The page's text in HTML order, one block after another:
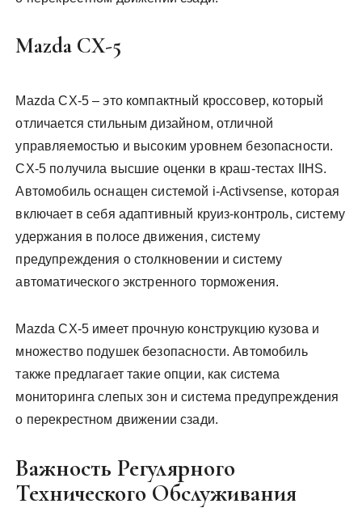
Mazda CX-5
Mazda CX-5 – это компактный кроссовер, который
отличается стильным дизайном, отличной
управляемостью и высоким уровнем безопасности.
CX-5 получила высшие оценки в краш-тестах IIHS.
Автомобиль оснащен системой i-Activsense, которая
включает в себя адаптивный круиз-контроль, систему
удержания в полосе движения, систему
предупреждения о столкновении и систему
автоматического экстренного торможения.
Mazda CX-5 имеет прочную конструкцию кузова и
множество подушек безопасности. Автомобиль
также предлагает такие опции, как система
мониторинга слепых зон и система предупреждения
о перекрестном движении сзади.
Важность Регулярного
Технического Обслуживания